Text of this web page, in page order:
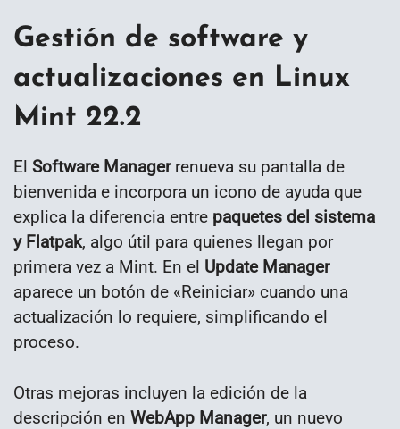
Gestión de software y
actualizaciones en Linux
Mint 22.2
El Software Managerrenueva su pantalla de
bienvenida e incorpora un icono de ayuda que
explica la diferencia entre paquetes del sistema
y Flatpak, algo útil para quienes llegan por
primera vez a Mint. En el Update Manager
aparece un botón de «Reiniciar» cuando una
actualización lo requiere, simplificando el
proceso.
Otras mejoras incluyen la edición de la
descripción en WebApp Manager, un nuevo